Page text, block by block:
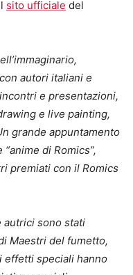
sito ufficiale del
autori italiani e
e presentazioni,
e live painting,
grande appuntamento
di Romics”,
premiati con il Romics
autrici sono stati
Maestri del fumetto,
effetti speciali hanno